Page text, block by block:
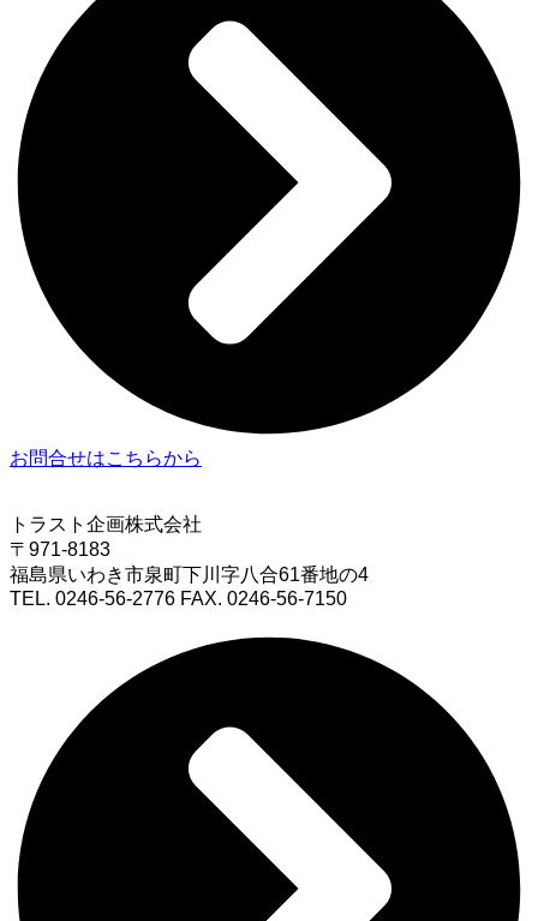
お問合せはこちらから
トラスト企画株式会社
〒971-8183
福島県いわき市泉町下川字八合61番地の4
TEL. 0246-56-2776 FAX. 0246-56-7150